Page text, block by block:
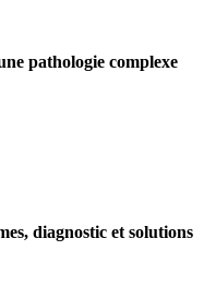
pathologie complexe
diagnostic et solutions